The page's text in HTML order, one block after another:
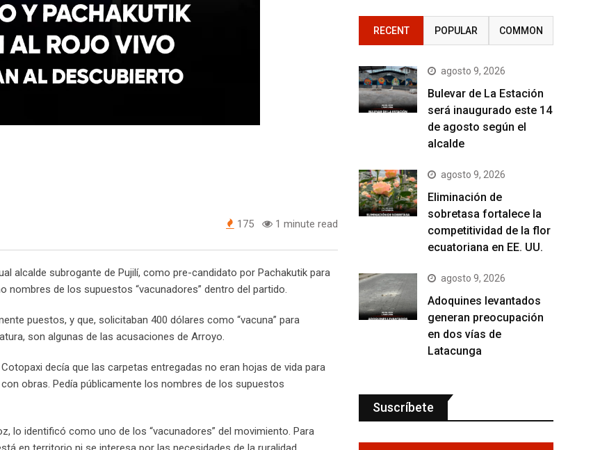
175 1 minute read
alcalde subrogante de Pujilí, como pre-candidato por Pachakutik para
de los supuestos “vacunadores” dentro del partido.
puestos, y que, solicitaban 400 dólares como “vacuna” para
son algunas de las acusaciones de Arroyo.
decía que las carpetas entregadas no eran hojas de vida para
obras. Pedía públicamente los nombres de los supuestos
lo identificó como uno de los “vacunadores” del movimiento. Para
RECENT POPULAR COMMON
agosto 9, 2026
Bulevar de La Estación
será inaugurado este 14
de agosto según el
alcalde
agosto 9, 2026
Eliminación de
sobretasa fortalece la
competitividad de la flor
ecuatoriana en EE. UU.
agosto 9, 2026
Adoquines levantados
generan preocupación
en dos vías de
Latacunga
Suscríbete